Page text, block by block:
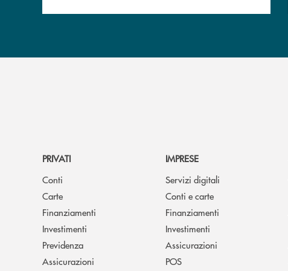
PRIVATI
Conti
Carte
Finanziamenti
Investimenti
Previdenza
Assicurazioni
IMPRESE
Servizi digitali
Conti e carte
Finanziamenti
Investimenti
Assicurazioni
POS